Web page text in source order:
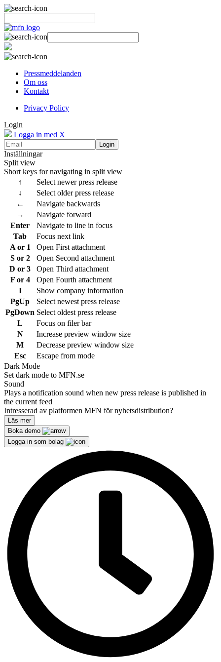
Pressmeddelanden
Om oss
Kontakt
Privacy Policy
Login
Logga in med X
Login
Inställningar
Split view
Short keys for navigating in split view
↑
Select newer press release
↓
Select older press release
←
Navigate backwards
→
Navigate forward
Enter
Navigate to line in focus
Tab
Focus next link
A or 1
Open First attachment
S or 2
Open Second attachment
D or 3
Open Third attachment
F or 4
Open Fourth attachment
I
Show company information
PgUp
Select newest press release
PgDown Select oldest press release
L
Focus on filer bar
N
Increase preview window size
M
Decrease preview window size
Esc
Escape from mode
Dark Mode
Set dark mode to MFN.se
Sound
Plays a notification sound when new press release is published in
the current feed
Intresserad av platformen MFN för nyhetsdistribution?
Läs mer
Boka demo
Logga in som bolag